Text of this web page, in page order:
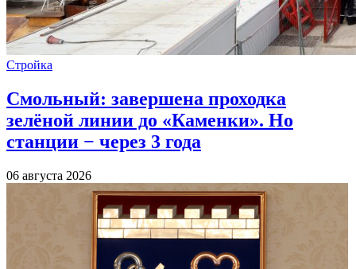
Стройка
Смольный: завершена проходка
зелёной линии до «Каменки». Но
станции − через 3 года
06 августа 2026